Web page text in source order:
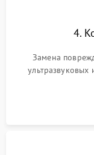
4.
Замена
геометрии
неисправного